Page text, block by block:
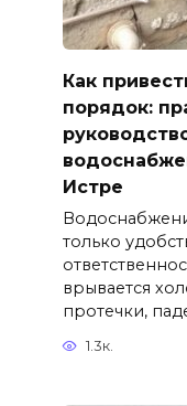
Как
порядок:
Истре
только
врывается
протечки,
1.3к.